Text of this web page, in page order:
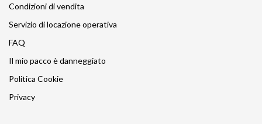
Condizioni di vendita
Servizio di locazione operativa
FAQ
Il mio pacco è danneggiato
Politica Cookie
Privacy